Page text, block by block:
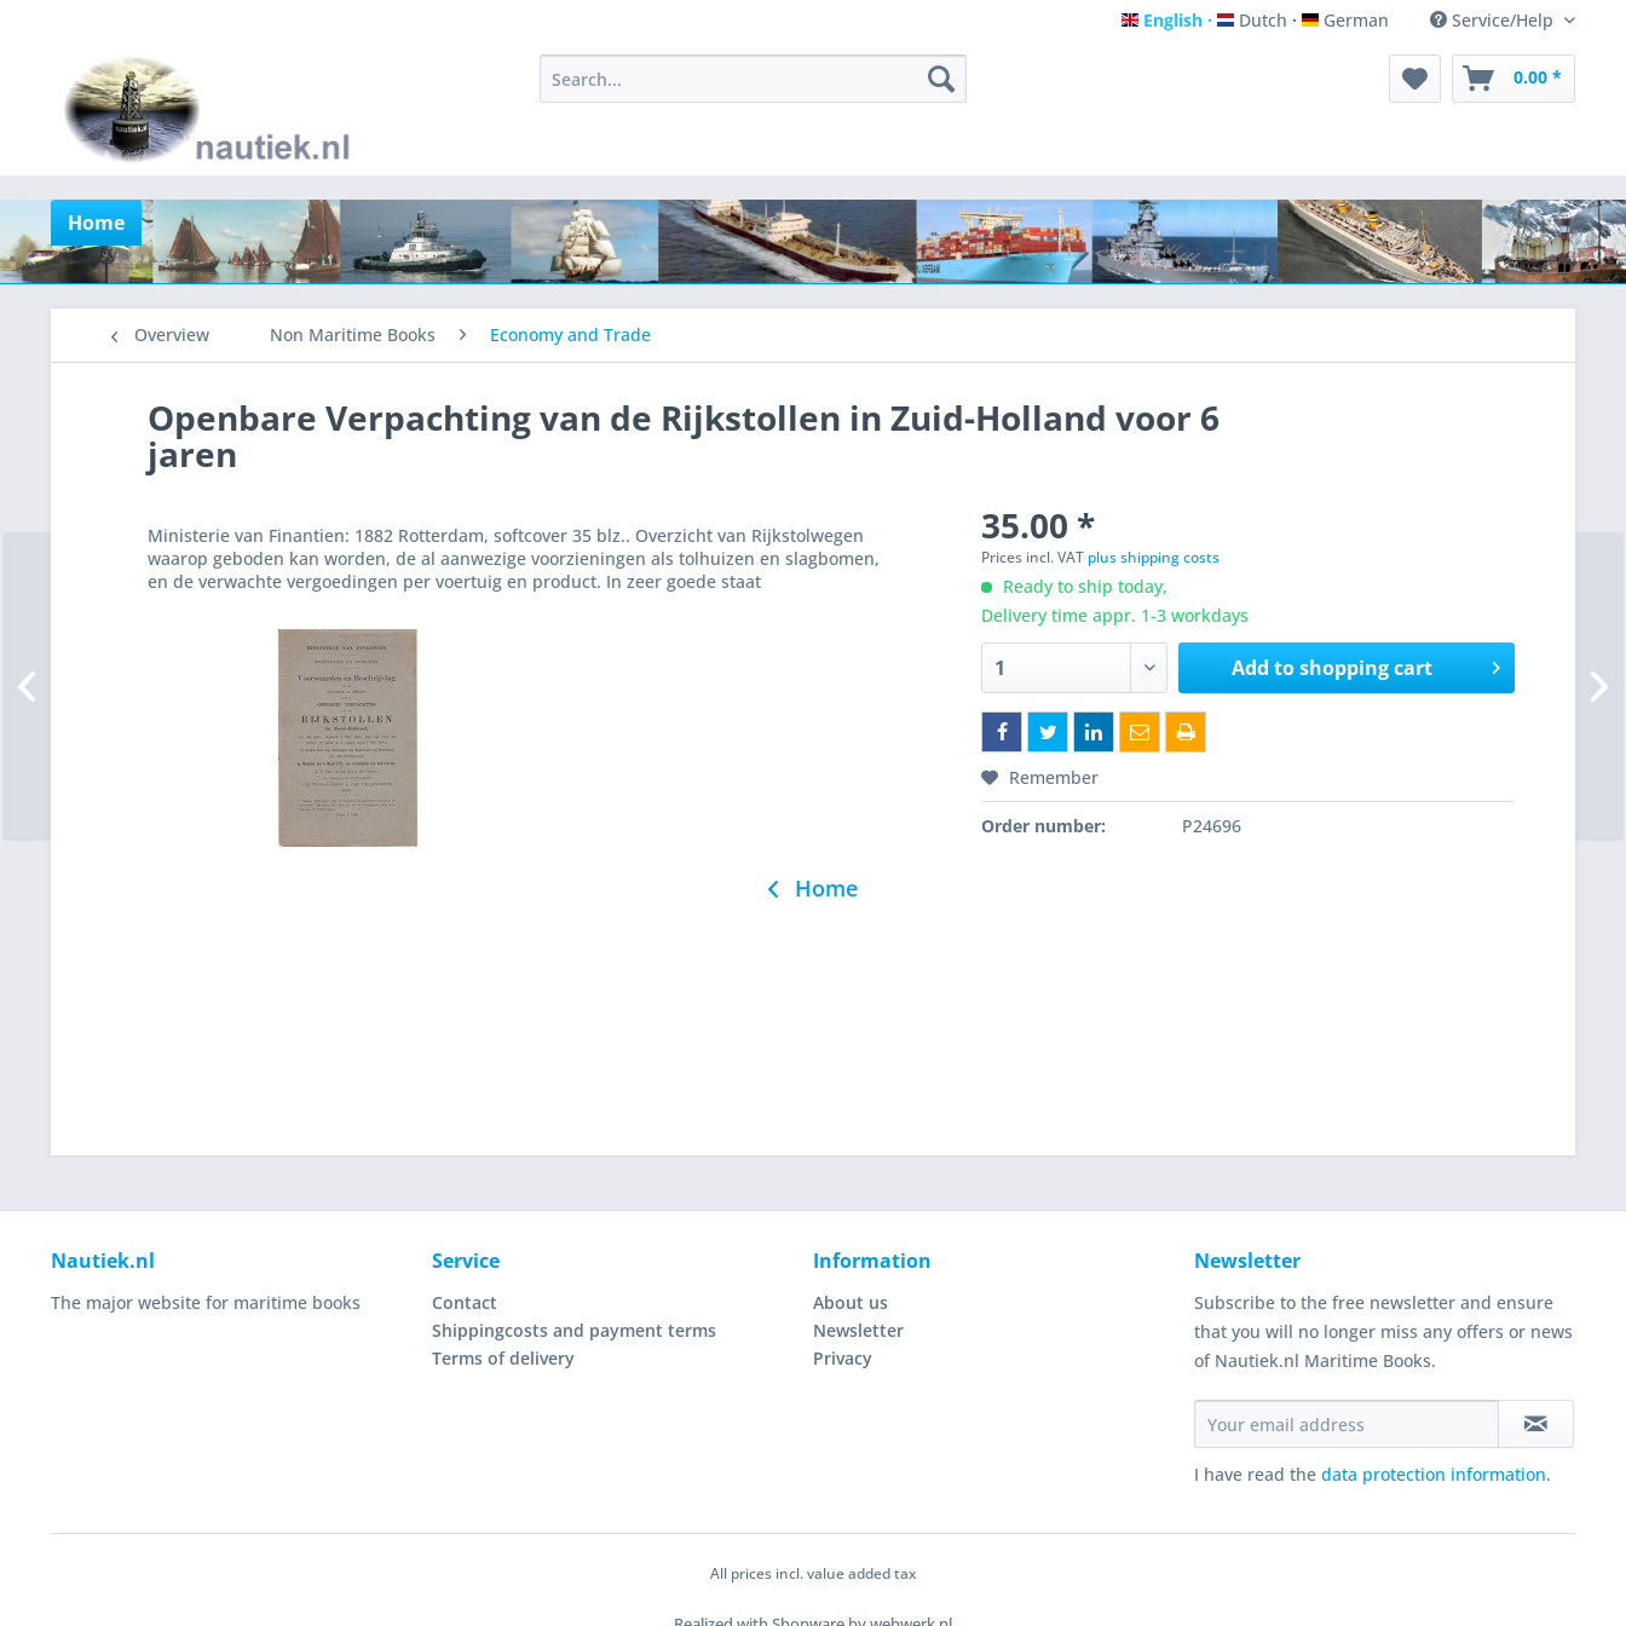
English
English Dutch
Dutch German
German Service/Help
0.00 *
Home
Overview Non Maritime Books Economy and Trade
Openbare Verpachting van de Rijkstollen in Zuid-Holland voor 6
jaren
Ministerie van Finantien: 1882 Rotterdam, softcover 35 blz.. Overzicht van Rijkstolwegen
waarop geboden kan worden, de al aanwezige voorzieningen als tolhuizen en slagbomen,
en de verwachte vergoedingen per voertuig en product. In zeer goede staat
35.00 *
Prices incl. VAT plus shipping costs
Ready to ship today,
Delivery time appr. 1-3 workdays
Add toshopping cart
Remember
Order number: P24696
Home
Nautiek.nl
The major website for maritime books
Service
Contact
Shippingcosts and payment terms
Terms of delivery
Information
About us
Newsletter
Privacy
Newsletter
Subscribe to the free newsletter and ensure
that you will no longer miss any offers or news
of Nautiek.nl Maritime Books.
I have read the data protection information.
All prices incl. value added tax